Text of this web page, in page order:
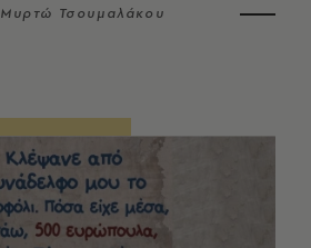
Μυρτώ Τσουμαλάκου